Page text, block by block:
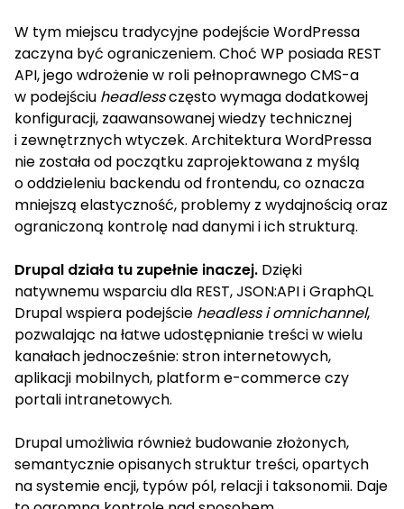
W tym miejscu tradycyjne podejście WordPressa
zaczyna być ograniczeniem. Choć WP posiada REST
API, jego wdrożenie w roli pełnoprawnego CMS-a
w podejściu headlessczęsto wymaga dodatkowej
konfiguracji, zaawansowanej wiedzy technicznej
i zewnętrznych wtyczek. Architektura WordPressa
nie została od początku zaprojektowana z myślą
o oddzieleniu backendu od frontendu, co oznacza
mniejszą elastyczność, problemy z wydajnością oraz
ograniczoną kontrolę nad danymi i ich strukturą.
Drupal działa tu zupełnie inaczej. Dzięki
natywnemu wsparciu dla REST, JSON:API i GraphQL
Drupal wspiera podejście headless i omnichannel,
pozwalając na łatwe udostępnianie treści w wielu
kanałach jednocześnie: stron internetowych,
aplikacji mobilnych, platform e-commerce czy
portali intranetowych.
Drupal umożliwia również budowanie złożonych,
semantycznie opisanych struktur treści, opartych
na systemie encji, typów pól, relacji i taksonomii. Daje